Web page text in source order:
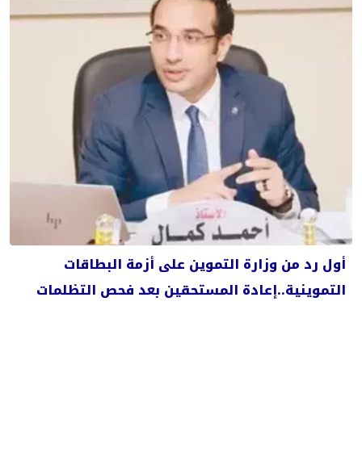
أول رد من وزارة التموين على أزمة البطاقات
التموينية..إعادة المستحقين بعد فحص التظلمات